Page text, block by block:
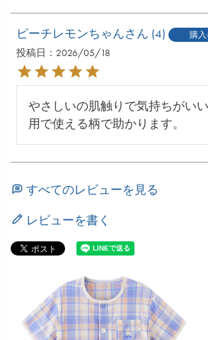
ピーチレモンちゃん 4 購
投稿日
2026/05/18
やさしいの肌触りで気持ちがい
用で使える柄で助かります。
すべてのレビューを見る
レビューを書く